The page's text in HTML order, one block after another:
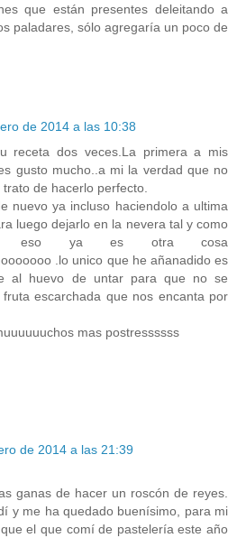
que están presentes deleitando a
paladares, sólo agregaría un poco de
de 2014 a las 10:38
receta dos veces.La primera a mis
gusto mucho..a mi la verdad que no
de hacerlo perfecto.
nuevo ya incluso haciendolo a ultima
luego dejarlo en la nevera tal y como
eso ya es otra cosa
.lo unico que he añanadido es
al huevo de untar para que no se
escarchada que nos encanta por
mas postressssss
de 2014 a las 21:39
ganas de hacer un roscón de reyes.
y me ha quedado buenísimo, para mi
el que comí de pastelería este año